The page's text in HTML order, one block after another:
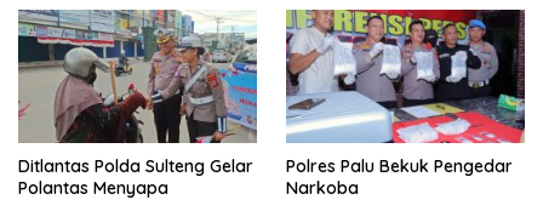
Ditlantas Polda Sulteng Gelar
Polantas Menyapa
Polres Palu Bekuk Pengedar
Narkoba